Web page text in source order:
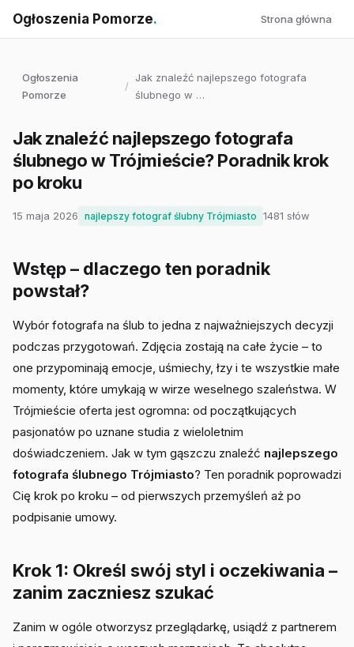
Ogłoszenia Pomorze. Strona główna
Ogłoszenia
Pomorze
/
Jak znaleźć najlepszego fotografa
ślubnego w …
Jak znaleźć najlepszego fotografa
ślubnego w Trójmieście? Poradnik krok
po kroku
15 maja 2026 najlepszy fotograf ślubny Trójmiasto 1481 słów
Wstęp – dlaczego ten poradnik
powstał?
Wybór fotografa na ślub to jedna z najważniejszych decyzji
podczas przygotowań. Zdjęcia zostają na całe życie – to
one przypominają emocje, uśmiechy, łzy i te wszystkie małe
momenty, które umykają w wirze weselnego szaleństwa. W
Trójmieście oferta jest ogromna: od początkujących
pasjonatów po uznane studia z wieloletnim
doświadczeniem. Jak w tym gąszczu znaleźć najlepszego
fotografa ślubnego Trójmiasto? Ten poradnik poprowadzi
Cię krok po kroku – od pierwszych przemyśleń aż po
podpisanie umowy.
Krok 1: Określ swój styl i oczekiwania –
zanim zaczniesz szukać
Zanim w ogóle otworzysz przeglądarkę, usiądź z partnerem